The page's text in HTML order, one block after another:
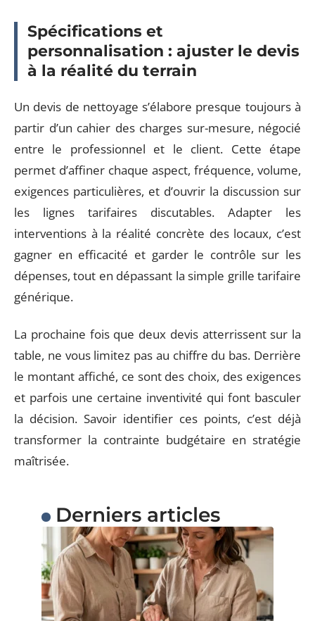
Spécifications et
personnalisation : ajuster le devis
à la réalité du terrain
Un devis de nettoyage s’élabore presque toujours à
partir d’un cahier des charges sur-mesure, négocié
entre le professionnel et le client. Cette étape
permet d’affiner chaque aspect, fréquence, volume,
exigences particulières, et d’ouvrir la discussion sur
les lignes tarifaires discutables. Adapter les
interventions à la réalité concrète des locaux, c’est
gagner en efficacité et garder le contrôle sur les
dépenses, tout en dépassant la simple grille tarifaire
générique.
La prochaine fois que deux devis atterrissent sur la
table, ne vous limitez pas au chiffre du bas. Derrière
le montant affiché, ce sont des choix, des exigences
et parfois une certaine inventivité qui font basculer
la décision. Savoir identifier ces points, c’est déjà
transformer la contrainte budgétaire en stratégie
maîtrisée.
Derniers articles